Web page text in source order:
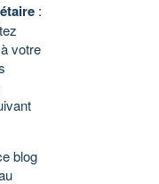
:
votre
blog